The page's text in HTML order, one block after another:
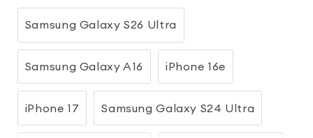
Samsung Galaxy S26 Ultra
Samsung Galaxy A16 iPhone 16e
iPhone 17 Samsung Galaxy S24 Ultra